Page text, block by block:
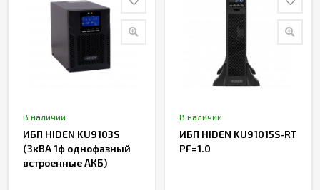
В наличии
ИБП HIDEN KU9103S
(3кВА 1ф однофазный
встроенные АКБ)
В наличии
ИБП HIDEN KU91015S-RT
PF=1.0